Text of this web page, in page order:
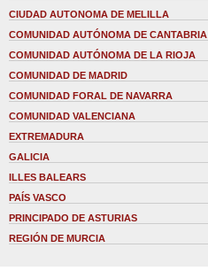
CIUDAD AUTONOMA DE MELILLA
COMUNIDAD AUTÓNOMA DE CANTABRIA
COMUNIDAD AUTÓNOMA DE LA RIOJA
COMUNIDAD DE MADRID
COMUNIDAD FORAL DE NAVARRA
COMUNIDAD VALENCIANA
EXTREMADURA
GALICIA
ILLES BALEARS
PAÍS VASCO
PRINCIPADO DE ASTURIAS
REGIÓN DE MURCIA